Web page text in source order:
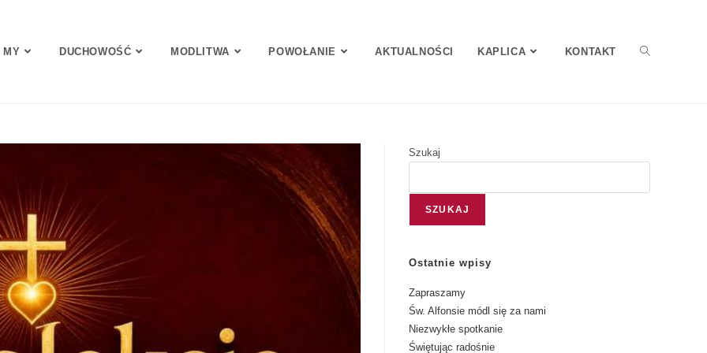
MY DUCHOWOŚĆ MODLITWA POWOŁANIE AKTUALNOŚCI KAPLICA KONTAKT
Szukaj
SZUKAJ
Ostatnie wpisy
Zapraszamy
Św. Alfonsie módl się za nami
Niezwykłe spotkanie
Świętując radośnie